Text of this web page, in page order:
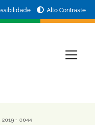
Alto Contraste
2019 - 0044